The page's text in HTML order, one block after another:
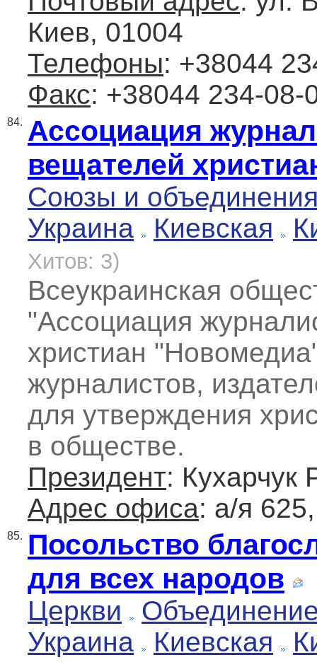
Киев, 01004
Телефоны: +38044
Факс: +38044 234-08-
84. Ассоциация
вещателей
Союзы и
Украина
Киевская
Хитов: 3)
Всеукраинская
"Ассоциация
христиан
журналистов,
для утверждения
в обществе.
Президент: Кухарчук
Адрес офиса: а/я
85. Посольство
для всех народов
Церкви
Украина
Киевская